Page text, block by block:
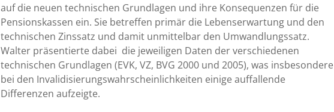
auf die neuen technischen Grundlagen und ihre Konsequenzen für die
Pensionskassen ein. Sie betreffen primär die Lebenserwartung und den
technischen Zinssatz und damit unmittelbar den Umwandlungssatz.
Walter präsentierte dabei die jeweiligen Daten der verschiedenen
technischen Grundlagen (EVK, VZ, BVG 2000 und 2005), was insbesondere
bei den Invalidisierungswahrscheinlichkeiten einige auffallende
Differenzen aufzeigte.